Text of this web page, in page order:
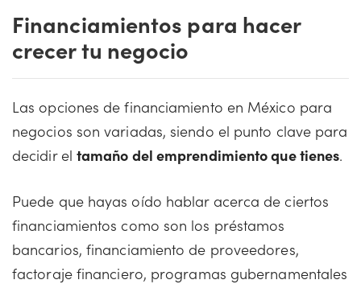
Financiamientos para hacer
crecer tu negocio
Las opciones de financiamiento en México para
negocios son variadas, siendo el punto clave para
decidir el tamaño del emprendimiento que tienes.
Puede que hayas oído hablar acerca de ciertos
financiamientos como son los préstamos
bancarios, financiamiento de proveedores,
factoraje financiero, programas gubernamentales